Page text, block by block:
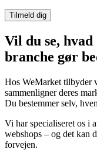
Vil du se,
branche gør
Hos WeMarket tilbyder
sammenligner deres
Du bestemmer selv,
Vi har specialiseret os i
webshops – og det kan
forvejen.